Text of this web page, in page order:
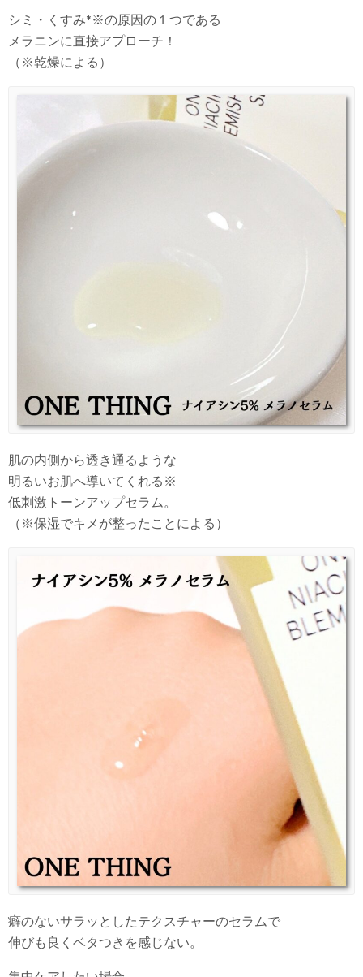
シミ・くすみ*※の原因の１つである
メラニンに直接アプローチ！
（※乾燥による）
肌の内側から透き通るような
明るいお肌へ導いてくれる※
低刺激トーンアップセラム。
（※保湿でキメが整ったことによる）
癖のないサラッとしたテクスチャーのセラムで
伸びも良くベタつきを感じない。